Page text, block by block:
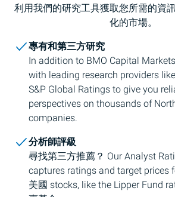
利用我們的研究工具獲取您所需的資
化的市場。
專有和第三方研究
In addition to BMO Capital
with leading research providers
S&P Global Ratings to give you
perspectives on thousands of
companies.
分析師評級
尋找第三方推薦？ Our Analyst
captures ratings and target prices
美國 stocks, like the Lipper Fund